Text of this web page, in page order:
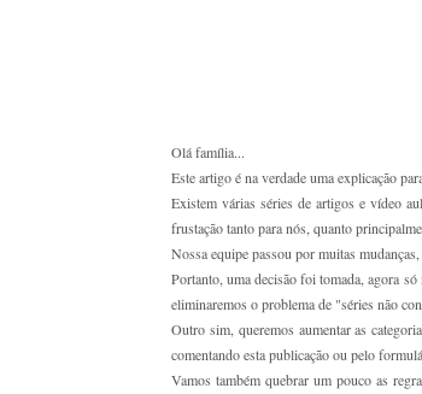
Olá família...
Este artigo é na verdade uma explicação
Existem várias séries de artigos e vídeo
frustação tanto para nós, quanto
Nossa equipe passou por muitas
Portanto, uma decisão foi tomada, agora
eliminaremos o problema de "séries não
Outro sim, queremos aumentar as
comentando esta publicação ou pelo
Vamos também quebrar um pouco as